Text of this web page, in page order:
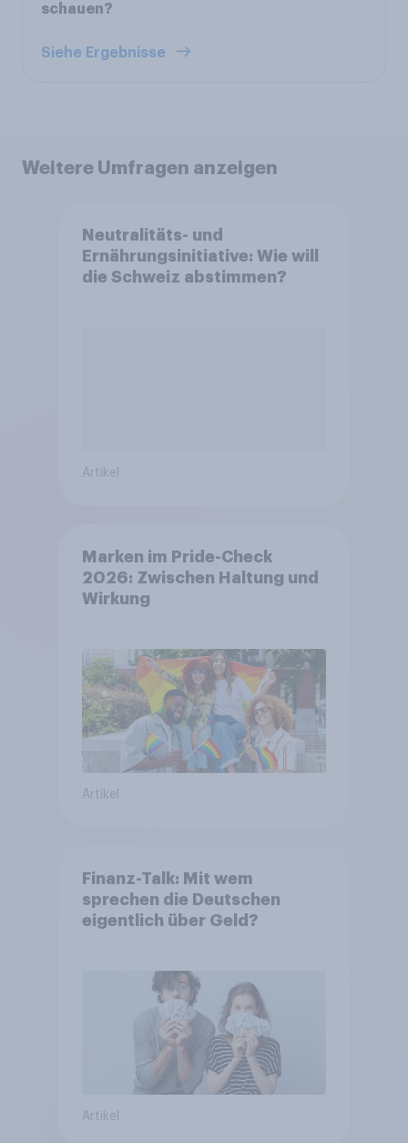
schauen?
Siehe Ergebnisse
Weitere Umfragen anzeigen
Neutralitäts- und
Ernährungsinitiative: Wie will
die Schweiz abstimmen?
Artikel
Marken im Pride-Check
2026: Zwischen Haltung und
Wirkung
Artikel
Finanz-Talk: Mit wem
sprechen die Deutschen
eigentlich über Geld?
Artikel